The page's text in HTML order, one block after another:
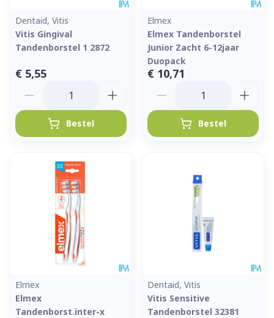
Dentaid, Vitis
Vitis Gingival
Tandenborstel 1 2872
€ 5,55
Bestel
Elmex
Elmex Tandenborstel
Junior Zacht 6-12jaar
Duopack
€ 10,71
Bestel
Elmex
Elmex
Tandenborst.inter-x
Dentaid, Vitis
Vitis Sensitive
Tandenborstel 32381